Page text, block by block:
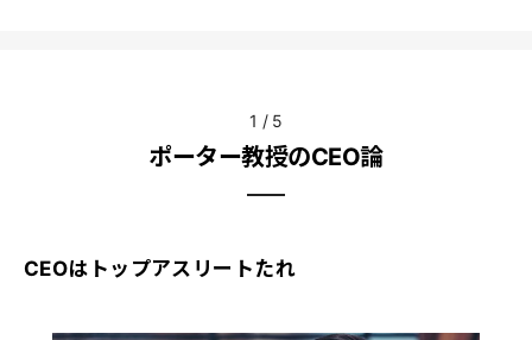
1 / 5
ポーター教授のCEO論
CEOはトップアスリートたれ